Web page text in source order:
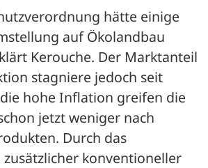
hätte einige
auf Ökolandbau
Kerouche. Der Marktanteil
stagniere jedoch seit
die hohe Inflation greifen die
jetzt weniger nach
Durch das
konventioneller